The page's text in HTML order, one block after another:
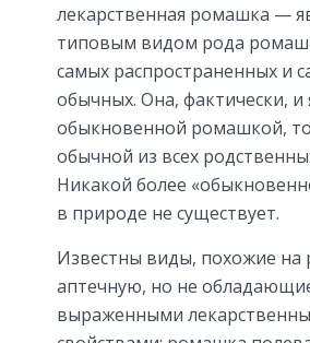
лекарственная ромашка —
типовым видом рода
самых распространенных и
обычных. Она, фактически, и
обыкновенной ромашкой,
обычной из всех
Никакой более
в природе не существует.
Известны виды, похожие на
аптечную, но не
выраженными